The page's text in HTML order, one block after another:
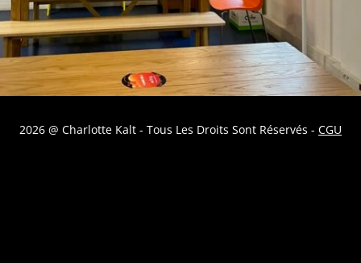
2026 @ Charlotte Kalt - Tous Les Droits Sont Réservés - CGU